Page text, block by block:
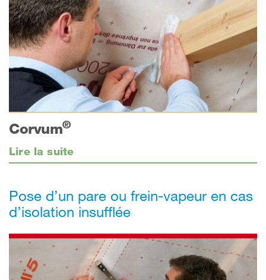
Corvum®
Lire la suite
Pose d’un pare ou frein-vapeur en cas
d’isolation insufflée